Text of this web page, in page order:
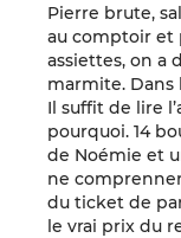
Pierre brute,
au comptoir et
assiettes, on a
marmite. Dans
Il suffit de lire
pourquoi. 14
de Noémie et
ne
du ticket de
le vrai prix du